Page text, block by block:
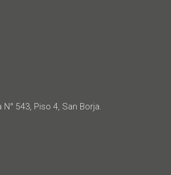
N° 543, Piso 4, San Borja.